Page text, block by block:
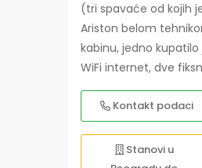
(tri spavaće od kojih
Ariston belom
kabinu, jedno
WiFi internet, dve
Kontakt podaci
Stanovi u